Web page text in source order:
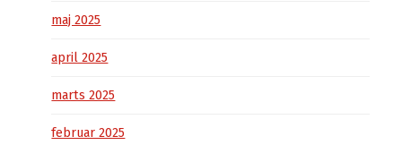
maj 2025
april 2025
marts 2025
februar 2025